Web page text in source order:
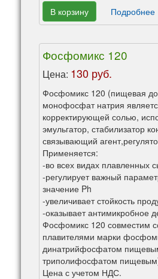
В корзину
Подробнее
Фосфомикс 120
Цена: 130 руб.
Фосфомикс 120 (пищевая
монофосфат натрия
корректирующей солью,
эмульгатор, стабилизатор
связывающий
Применяется:
-во всех видах плавленных
-регулирует важный
значение Ph
-увеличивает стойкость
-оказывает антимикробное
Фосфомикс 120 совместим
плавителями марки
динатрийфосфатом
триполифосфатом
Цена с учетом НДС.